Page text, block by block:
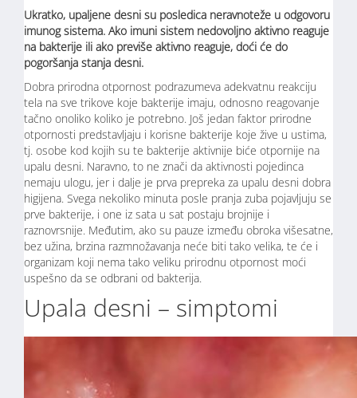
Ukratko, upaljene desni su posledica neravnoteže u odgovoru
imunog sistema. Ako imuni sistem nedovoljno aktivno reaguje
na bakterije ili ako previše aktivno reaguje, doći će do
pogoršanja stanja desni.
Dobra prirodna otpornost podrazumeva adekvatnu reakciju
tela na sve trikove koje bakterije imaju, odnosno reagovanje
tačno onoliko koliko je potrebno. Još jedan faktor prirodne
otpornosti predstavljaju i korisne bakterije koje žive u ustima,
tj. osobe kod kojih su te bakterije aktivnije biće otpornije na
upalu desni. Naravno, to ne znači da aktivnosti pojedinca
nemaju ulogu, jer i dalje je prva prepreka za upalu desni dobra
higijena. Svega nekoliko minuta posle pranja zuba pojavljuju se
prve bakterije, i one iz sata u sat postaju brojnije i
raznovrsnije. Međutim, ako su pauze između obroka višesatne,
bez užina, brzina razmnožavanja neće biti tako velika, te će i
organizam koji nema tako veliku prirodnu otpornost moći
uspešno da se odbrani od bakterija.
Upala desni – simptomi